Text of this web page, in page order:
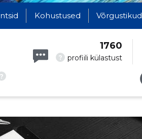
Kohustused Võrgustikud
?
? profiili külastust
1760